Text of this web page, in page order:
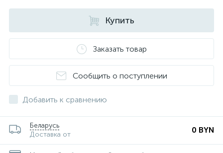
Купить
Заказать товар
Сообщить о поступлении
Добавить к сравнению
Беларусь
Доставка от
0 BYN